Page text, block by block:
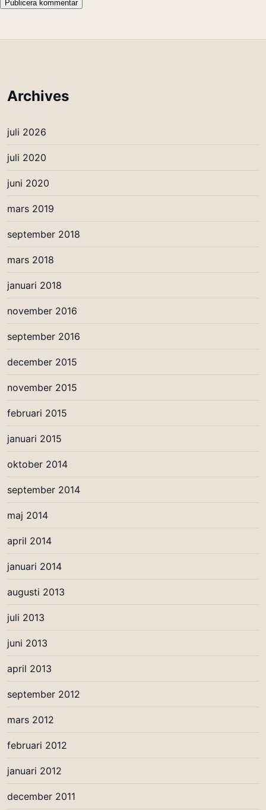
Archives
juli 2026
juli 2020
juni 2020
mars 2019
september 2018
mars 2018
januari 2018
november 2016
september 2016
december 2015
november 2015
februari 2015
januari 2015
oktober 2014
september 2014
maj 2014
april 2014
januari 2014
augusti 2013
juli 2013
juni 2013
april 2013
september 2012
mars 2012
februari 2012
januari 2012
december 2011